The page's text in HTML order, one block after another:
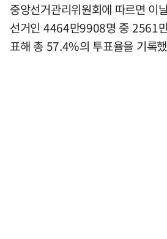
중앙선거관리위원회에 따르면 이
선거인 4464만9908명 중 2561
표해 총 57.4%의 투표율을 기록